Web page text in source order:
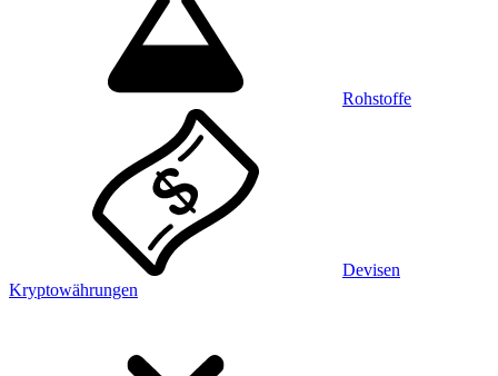
Rohstoffe
Devisen
Kryptowährungen